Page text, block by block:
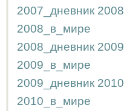
2007_дневник 2008
2008_в_мире
2008_дневник 2009
2009_в_мире
2009_дневник 2010
2010_в_мире